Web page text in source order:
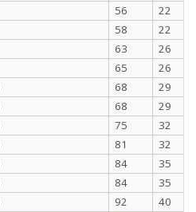
56 22
58 22
63 26
65 26
68 29
68 29
75 32
81 32
84 35
84 35
92 40